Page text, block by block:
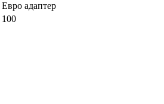
Евро адаптер
100